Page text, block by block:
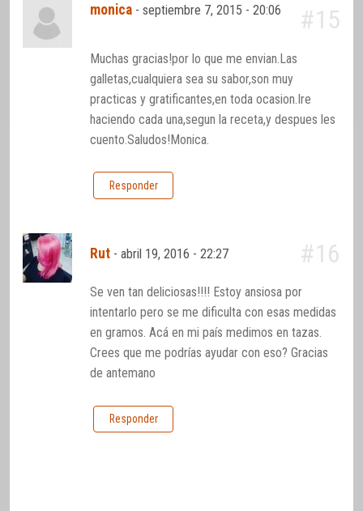
monica -septiembre 7, 2015 - 20:06 #15
Muchas gracias!por lo que me envian.Las
galletas,cualquiera sea su sabor,son muy
practicas y gratificantes,en toda ocasion.Ire
haciendo cada una,segun la receta,y despues les
cuento.Saludos!Monica.
Responder
Rut -abril 19, 2016 - 22:27 #16
Se ven tan deliciosas!!!! Estoy ansiosa por
intentarlo pero se me dificulta con esas medidas
en gramos. Acá en mi país medimos en tazas.
Crees que me podrías ayudar con eso? Gracias
de antemano
Responder